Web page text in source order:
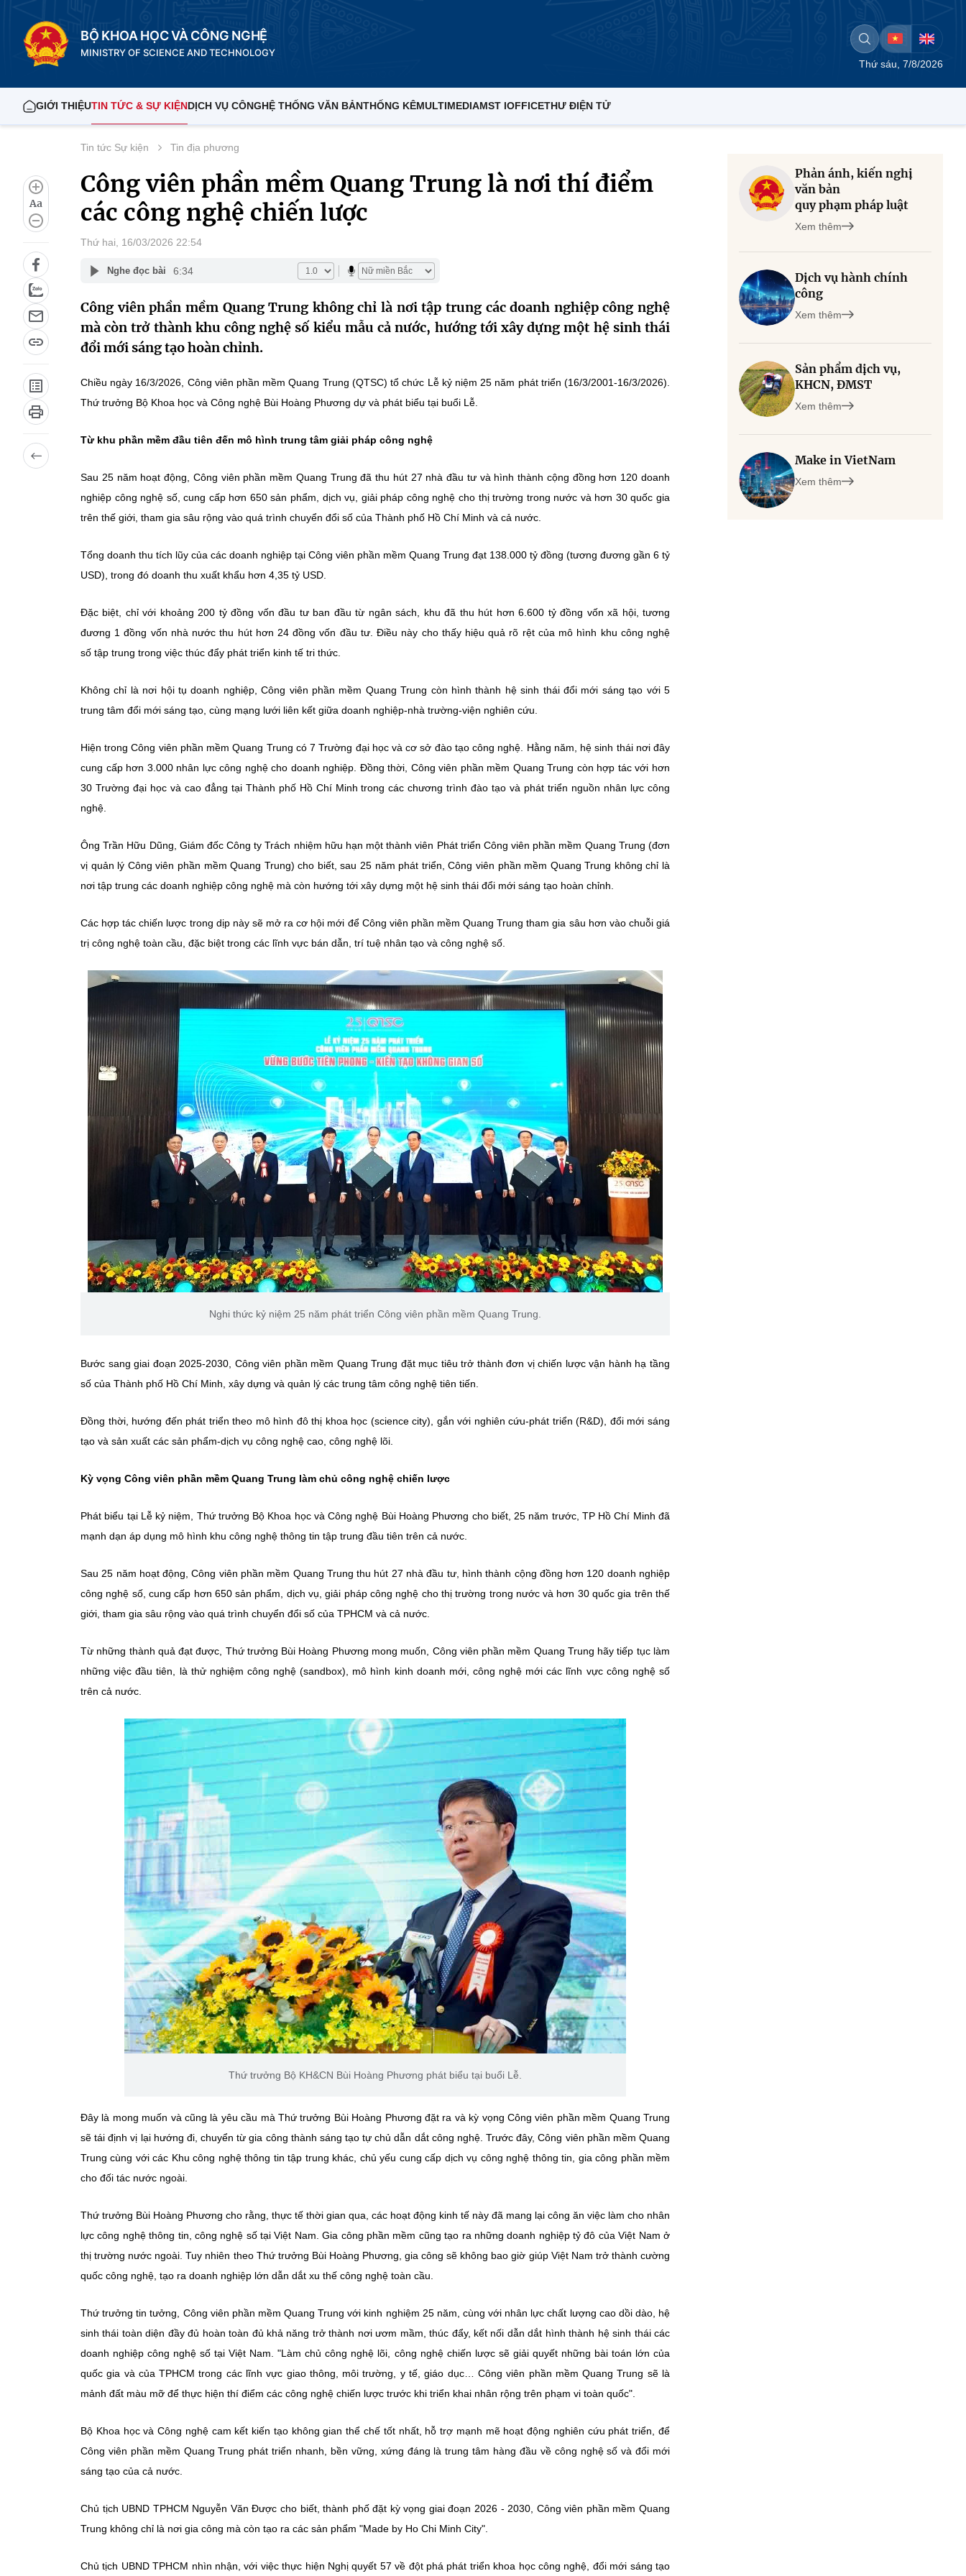
BỘ KHOA HỌC VÀ CÔNG NGHỆ
MINISTRY OF SCIENCE AND TECHNOLOGY
Thứ sáu, 7/8/2026
GIỚI THIỆUTIN TỨC & SỰ KIỆNDỊCH VỤ CÔNGHỆ THỐNG VĂN BẢNTHỐNG KÊMULTIMEDIAMST IOFFICETHƯ ĐIỆN TỬ
Aa
Tin tức Sự kiện Tin địa phương
Công viên phần mềm Quang Trung là nơi thí điểm
các công nghệ chiến lược
Thứ hai, 16/03/2026 22:54
Nghe đọc bài 6:34
Công viên phần mềm Quang Trung không chỉ là nơi tập trung các doanh nghiệp công nghệ
mà còn trở thành khu công nghệ số kiểu mẫu cả nước, hướng tới xây dựng một hệ sinh thái
đổi mới sáng tạo hoàn chỉnh.
Chiều ngày 16/3/2026, Công viên phần mềm Quang Trung (QTSC) tổ chức Lễ kỷ niệm 25 năm phát triển (16/3/2001-16/3/2026).
Thứ trưởng Bộ Khoa học và Công nghệ Bùi Hoàng Phương dự và phát biểu tại buổi Lễ.
Từ khu phần mềm đầu tiên đến mô hình trung tâm giải pháp công nghệ
Sau 25 năm hoạt động, Công viên phần mềm Quang Trung đã thu hút 27 nhà đầu tư và hình thành cộng đồng hơn 120 doanh
nghiệp công nghệ số, cung cấp hơn 650 sản phẩm, dịch vụ, giải pháp công nghệ cho thị trường trong nước và hơn 30 quốc gia
trên thế giới, tham gia sâu rộng vào quá trình chuyển đổi số của Thành phố Hồ Chí Minh và cả nước.
Tổng doanh thu tích lũy của các doanh nghiệp tại Công viên phần mềm Quang Trung đạt 138.000 tỷ đồng (tương đương gần 6 tỷ
USD), trong đó doanh thu xuất khẩu hơn 4,35 tỷ USD.
Đặc biệt, chỉ với khoảng 200 tỷ đồng vốn đầu tư ban đầu từ ngân sách, khu đã thu hút hơn 6.600 tỷ đồng vốn xã hội, tương
đương 1 đồng vốn nhà nước thu hút hơn 24 đồng vốn đầu tư. Điều này cho thấy hiệu quả rõ rệt của mô hình khu công nghệ
số tập trung trong việc thúc đẩy phát triển kinh tế tri thức.
Không chỉ là nơi hội tụ doanh nghiệp, Công viên phần mềm Quang Trung còn hình thành hệ sinh thái đổi mới sáng tạo với 5
trung tâm đổi mới sáng tạo, cùng mạng lưới liên kết giữa doanh nghiệp-nhà trường-viện nghiên cứu.
Hiện trong Công viên phần mềm Quang Trung có 7 Trường đại học và cơ sở đào tạo công nghệ. Hằng năm, hệ sinh thái nơi đây
cung cấp hơn 3.000 nhân lực công nghệ cho doanh nghiệp. Đồng thời, Công viên phần mềm Quang Trung còn hợp tác với hơn
30 Trường đại học và cao đẳng tại Thành phố Hồ Chí Minh trong các chương trình đào tạo và phát triển nguồn nhân lực công
nghệ.
Ông Trần Hữu Dũng, Giám đốc Công ty Trách nhiệm hữu hạn một thành viên Phát triển Công viên phần mềm Quang Trung (đơn
vị quản lý Công viên phần mềm Quang Trung) cho biết, sau 25 năm phát triển, Công viên phần mềm Quang Trung không chỉ là
nơi tập trung các doanh nghiệp công nghệ mà còn hướng tới xây dựng một hệ sinh thái đổi mới sáng tạo hoàn chỉnh.
Các hợp tác chiến lược trong dịp này sẽ mở ra cơ hội mới để Công viên phần mềm Quang Trung tham gia sâu hơn vào chuỗi giá
trị công nghệ toàn cầu, đặc biệt trong các lĩnh vực bán dẫn, trí tuệ nhân tạo và công nghệ số.
Nghi thức kỷ niệm 25 năm phát triển Công viên phần mềm Quang Trung.
Bước sang giai đoạn 2025-2030, Công viên phần mềm Quang Trung đặt mục tiêu trở thành đơn vị chiến lược vận hành hạ tầng
số của Thành phố Hồ Chí Minh, xây dựng và quản lý các trung tâm công nghệ tiên tiến.
Đồng thời, hướng đến phát triển theo mô hình đô thị khoa học (science city), gắn với nghiên cứu-phát triển (R&D), đổi mới sáng
tạo và sản xuất các sản phẩm-dịch vụ công nghệ cao, công nghệ lõi.
Kỳ vọng Công viên phần mềm Quang Trung làm chủ công nghệ chiến lược
Phát biểu tại Lễ kỷ niệm, Thứ trưởng Bộ Khoa học và Công nghệ Bùi Hoàng Phương cho biết, 25 năm trước, TP Hồ Chí Minh đã
mạnh dạn áp dụng mô hình khu công nghệ thông tin tập trung đầu tiên trên cả nước.
Sau 25 năm hoạt động, Công viên phần mềm Quang Trung thu hút 27 nhà đầu tư, hình thành cộng đồng hơn 120 doanh nghiệp
công nghệ số, cung cấp hơn 650 sản phẩm, dịch vụ, giải pháp công nghệ cho thị trường trong nước và hơn 30 quốc gia trên thế
giới, tham gia sâu rộng vào quá trình chuyển đổi số của TPHCM và cả nước.
Từ những thành quả đạt được, Thứ trưởng Bùi Hoàng Phương mong muốn, Công viên phần mềm Quang Trung hãy tiếp tục làm
những việc đầu tiên, là thử nghiệm công nghệ (sandbox), mô hình kinh doanh mới, công nghệ mới các lĩnh vực công nghệ số
trên cả nước.
Thứ trưởng Bộ KH&CN Bùi Hoàng Phương phát biểu tại buổi Lễ.
Đây là mong muốn và cũng là yêu cầu mà Thứ trưởng Bùi Hoàng Phương đặt ra và kỳ vọng Công viên phần mềm Quang Trung
sẽ tái định vị lại hướng đi, chuyển từ gia công thành sáng tạo tự chủ dẫn dắt công nghệ. Trước đây, Công viên phần mềm Quang
Trung cùng với các Khu công nghệ thông tin tập trung khác, chủ yếu cung cấp dịch vụ công nghệ thông tin, gia công phần mềm
cho đối tác nước ngoài.
Thứ trưởng Bùi Hoàng Phương cho rằng, thực tế thời gian qua, các hoạt động kinh tế này đã mang lại công ăn việc làm cho nhân
lực công nghệ thông tin, công nghệ số tại Việt Nam. Gia công phần mềm cũng tạo ra những doanh nghiệp tỷ đô của Việt Nam ở
thị trường nước ngoài. Tuy nhiên theo Thứ trưởng Bùi Hoàng Phương, gia công sẽ không bao giờ giúp Việt Nam trở thành cường
quốc công nghệ, tạo ra doanh nghiệp lớn dẫn dắt xu thế công nghệ toàn cầu.
Thứ trưởng tin tưởng, Công viên phần mềm Quang Trung với kinh nghiệm 25 năm, cùng với nhân lực chất lượng cao dồi dào, hệ
sinh thái toàn diện đầy đủ hoàn toàn đủ khả năng trở thành nơi ươm mầm, thúc đẩy, kết nối dẫn dắt hình thành hệ sinh thái các
doanh nghiệp công nghệ số tại Việt Nam. "Làm chủ công nghệ lõi, công nghệ chiến lược sẽ giải quyết những bài toán lớn của
quốc gia và của TPHCM trong các lĩnh vực giao thông, môi trường, y tế, giáo dục… Công viên phần mềm Quang Trung sẽ là
mảnh đất màu mỡ để thực hiện thí điểm các công nghệ chiến lược trước khi triển khai nhân rộng trên phạm vi toàn quốc".
Bộ Khoa học và Công nghệ cam kết kiến tạo không gian thể chế tốt nhất, hỗ trợ mạnh mẽ hoạt động nghiên cứu phát triển, để
Công viên phần mềm Quang Trung phát triển nhanh, bền vững, xứng đáng là trung tâm hàng đầu về công nghệ số và đổi mới
sáng tạo của cả nước.
Chủ tịch UBND TPHCM Nguyễn Văn Được cho biết, thành phố đặt kỳ vọng giai đoạn 2026 - 2030, Công viên phần mềm Quang
Trung không chỉ là nơi gia công mà còn tạo ra các sản phẩm "Made by Ho Chi Minh City".
Chủ tịch UBND TPHCM nhìn nhận, với việc thực hiện Nghị quyết 57 về đột phá phát triển khoa học công nghệ, đổi mới sáng tạo
Phản ánh, kiến nghị
văn bản
quy phạm pháp luật
Xem thêm
Dịch vụ hành chính
công
Xem thêm
Sản phẩm dịch vụ,
KHCN, ĐMST
Xem thêm
Make in VietNam
Xem thêm